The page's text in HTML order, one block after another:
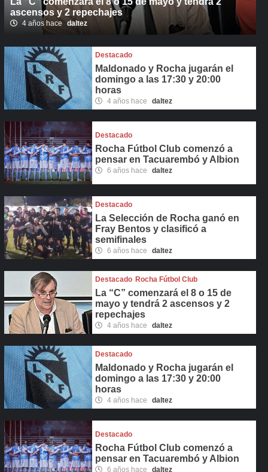
ascensos y 2 repechajes
4 años hace daltez
Destacado
Maldonado y Rocha jugarán el
domingo a las 17:30 y 20:00
horas
4 años hace daltez
Destacado
Rocha Fútbol Club comenzó a
pensar en Tacuarembó y Albion
6 años hace daltez
Destacado
La Selección de Rocha ganó en
Fray Bentos y clasificó a
semifinales
6 años hace daltez
Destacado Rocha Fútbol Club
La “C” comenzará el 8 o 15 de
mayo y tendrá 2 ascensos y 2
repechajes
4 años hace daltez
Destacado
Maldonado y Rocha jugarán el
domingo a las 17:30 y 20:00
horas
4 años hace daltez
Destacado
Rocha Fútbol Club comenzó a
pensar en Tacuarembó y Albion
6 años hace daltez